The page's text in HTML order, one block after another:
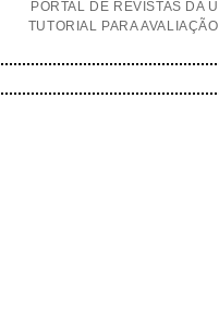
PORTAL DE REVISTAS DA
TUTORIAL PARA